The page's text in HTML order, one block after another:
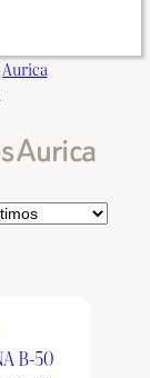
Aurica
Aurica